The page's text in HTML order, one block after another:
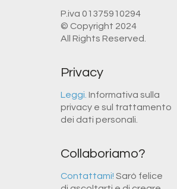
P.iva 01375910294
© Copyright 2024
All Rights Reserved.
Privacy
Leggi. Informativa sulla
privacy e sul trattamento
dei dati personali.
Collaboriamo?
Contattami! Sarò felice